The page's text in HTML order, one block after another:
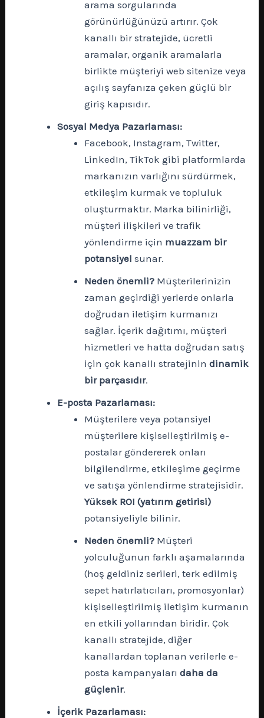
arama sorgularında
görünürlüğünüzü artırır. Çok
kanallı bir stratejide, ücretli
aramalar, organik aramalarla
birlikte müşteriyi web sitenize veya
açılış sayfanıza çeken güçlü bir
giriş kapısıdır.
Sosyal Medya Pazarlaması:
Facebook, Instagram, Twitter,
LinkedIn, TikTok gibi platformlarda
markanızın varlığını sürdürmek,
etkileşim kurmak ve topluluk
oluşturmaktır. Marka bilinirliği,
müşteri ilişkileri ve trafik
yönlendirme için muazzam bir
potansiyel sunar.
Neden önemli?Müşterilerinizin
zaman geçirdiği yerlerde onlarla
doğrudan iletişim kurmanızı
sağlar. İçerik dağıtımı, müşteri
hizmetleri ve hatta doğrudan satış
için çok kanallı stratejinin dinamik
bir parçasıdır.
E-posta Pazarlaması:
Müşterilere veya potansiyel
müşterilere kişiselleştirilmiş e-
postalar göndererek onları
bilgilendirme, etkileşime geçirme
ve satışa yönlendirme stratejisidir.
Yüksek ROI (yatırım getirisi)
potansiyeliyle bilinir.
Neden önemli?Müşteri
yolculuğunun farklı aşamalarında
(hoş geldiniz serileri, terk edilmiş
sepet hatırlatıcıları, promosyonlar)
kişiselleştirilmiş iletişim kurmanın
en etkili yollarından biridir. Çok
kanallı stratejide, diğer
kanallardan toplanan verilerle e-
posta kampanyaları daha da
güçlenir.
İçerik Pazarlaması: